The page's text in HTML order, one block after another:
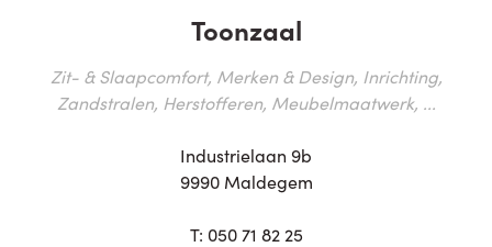
Toonzaal
Zit- & Slaapcomfort, Merken & Design, Inrichting,
Zandstralen, Herstofferen, Meubelmaatwerk, ...
Industrielaan 9b
9990 Maldegem
T: 050 71 82 25